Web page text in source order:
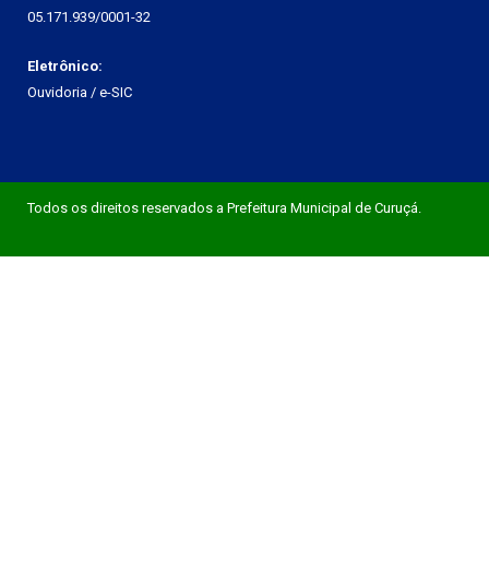
05.171.939/0001-32
Eletrônico:
Ouvidoria / e-SIC
Todos os direitos reservados a Prefeitura Municipal de Curuçá.